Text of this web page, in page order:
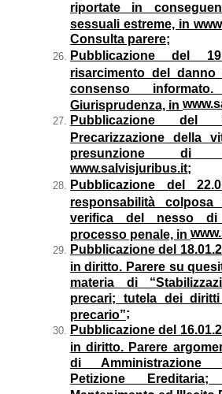
riportate in
sessuali estreme, in
Consulta parere;
Pubblicazione del
risarcimento del danno
consenso
Giurisprudenza, in
Pubblicazione del
Precarizzazione della
presunzione di
www.salvisjuribus.it;
Pubblicazione del
responsabilità
verifica del nesso di
processo penale, in
Pubblicazione del
in diritto. Parere su
materia di
precari; tutela dei
precario”;
Pubblicazione del
in diritto. Parere
di Amministrazione
Petizione